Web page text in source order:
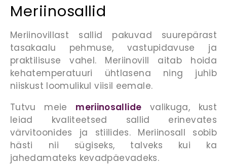
Meriinosallid
Meriinovillast sallid pakuvad suurepärast
tasakaalu pehmuse, vastupidavuse ja
praktilisuse vahel. Meriinovill aitab hoida
kehatemperatuuri ühtlasena ning juhib
niiskust loomulikul viisil eemale.
Tutvu meie meriinosallide valikuga, kust
leiad kvaliteetsed sallid erinevates
värvitoonides ja stiilides. Meriinosall sobib
hästi nii sügiseks, talveks kui ka
jahedamateks kevadpäevadeks.